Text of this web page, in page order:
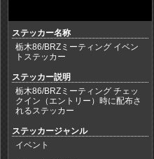
ステッカー名称
栃木86/BRZミーティング イベン
トステッカー
ステッカー説明
栃木86/BRZミーティング チェッ
クイン（エントリー）時に配布さ
れるステッカー
ステッカージャンル
イベント